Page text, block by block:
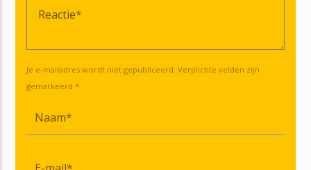
Je e-mailadres wordt niet gepubliceerd. Verplichte velden zijn
gemarkeerd *